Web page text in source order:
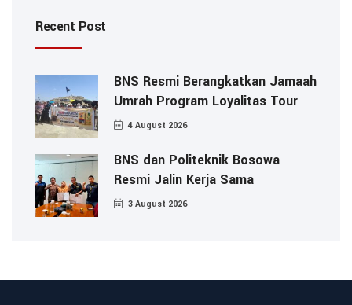
Recent Post
BNS Resmi Berangkatkan Jamaah
Umrah Program Loyalitas Tour
4 August 2026
BNS dan Politeknik Bosowa
Resmi Jalin Kerja Sama
3 August 2026